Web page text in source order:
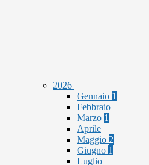
2026
Gennaio 1
Febbraio
Marzo 1
Aprile
Maggio 2
Giugno 1
Luglio